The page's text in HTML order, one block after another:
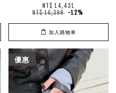
NT$ 14,431
NT$ 16,399 -12%
加入購物車
優惠